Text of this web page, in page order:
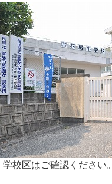
学校区はご確認ください。